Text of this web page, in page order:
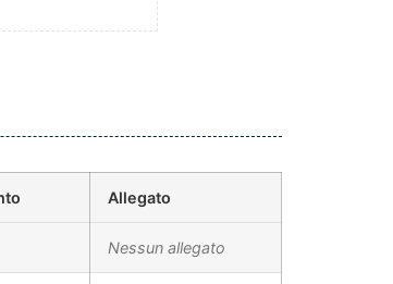
Allegato
Nessun allegato